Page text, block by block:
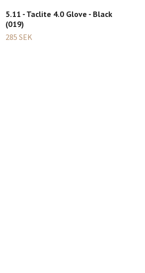
5.11 - Taclite 4.0 Glove - Black
(019)
285 SEK